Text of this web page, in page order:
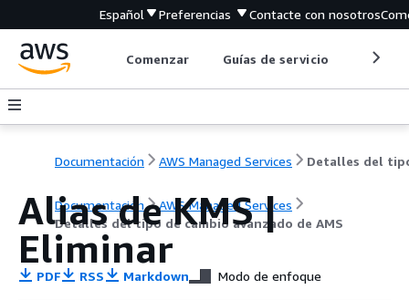
Español Preferencias Contacte con nosotros
Comenzar Guías de servicio
Documentación AWS Managed Services
Documentación
AWS Managed Services
Detalles del tipo de cambio avanzado de AMS
Alias de KMS |
Eliminar
PDF RSS Markdown Modo de enfoque